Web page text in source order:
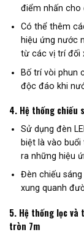
điểm nhấn cho
Có thể thêm
hiệu ứng nước
từ các vị trí đối
Bố trí vòi phun
độc đáo khi
4. Hệ thống chiếu
Sử dụng đèn
biệt là vào
ra những hiệu
Đèn chiếu
xung quanh
5. Hệ thống lọc và
tròn 7m